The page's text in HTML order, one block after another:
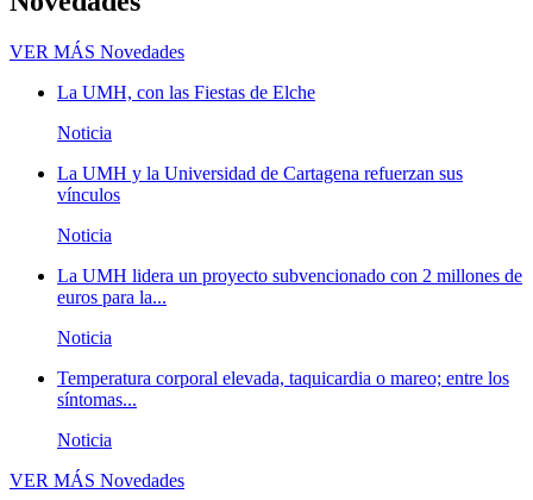
VER MÁS Novedades
La UMH, con las Fiestas de Elche
Noticia
La UMH y la Universidad de Cartagena refuerzan sus
vínculos
Noticia
La UMH lidera un proyecto subvencionado con 2 millones de
euros para la...
Noticia
Temperatura corporal elevada, taquicardia o mareo; entre los
síntomas...
Noticia
VER MÁS Novedades